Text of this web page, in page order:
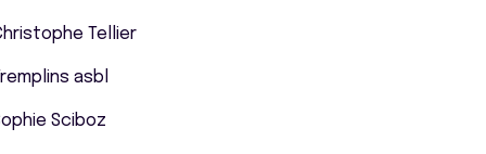
Tellier
asbl
Sciboz